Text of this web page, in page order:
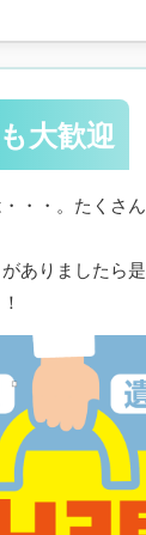
大歓迎
・・。たくさ
ありましたら